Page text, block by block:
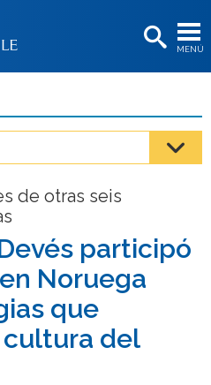
MENÚ
os
os
os
de otras seis
participó
Noruega
que
del